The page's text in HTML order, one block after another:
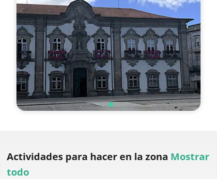
Actividades para hacer en la zona Mostrar
todo